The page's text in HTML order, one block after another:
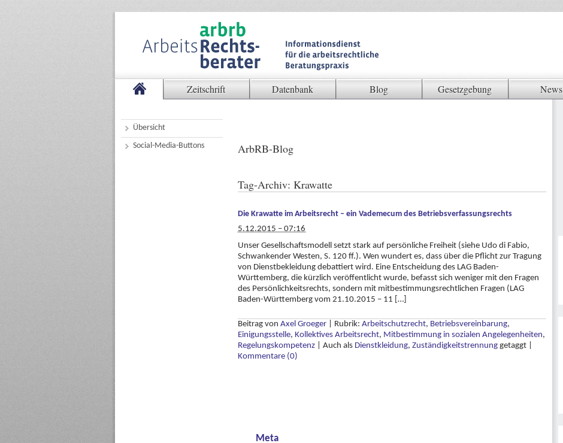
Zeitschrift Datenbank Blog Gesetzgebung News
Übersicht
Social-Media-Buttons
ArbRB-Blog
Tag-Archiv: Krawatte
Die Krawatte im Arbeitsrecht – ein Vademecum des Betriebsverfassungsrechts
5.12.2015 – 07:16
Unser Gesellschaftsmodell setzt stark auf persönliche Freiheit (siehe Udo di Fabio,
Schwankender Westen, S. 120 ff.). Wen wundert es, dass über die Pflicht zur Tragung
von Dienstbekleidung debattiert wird. Eine Entscheidung des LAG Baden-
Württemberg, die kürzlich veröffentlicht wurde, befasst sich weniger mit den Fragen
des Persönlichkeitsrechts, sondern mit mitbestimmungsrechtlichen Fragen (LAG
Baden-Württemberg vom 21.10.2015 – 11 […]
Beitrag von Axel Groeger Rubrik: Arbeitschutzrecht, Betriebsvereinbarung,
Einigungsstelle, Kollektives Arbeitsrecht, Mitbestimmung in sozialen Angelegenheiten,
Regelungskompetenz
Auch als Dienstkleidung, Zuständigkeitstrennung getaggt
Kommentare (0)
Meta